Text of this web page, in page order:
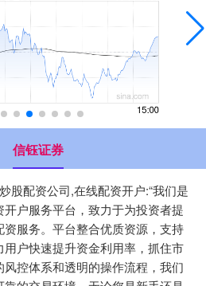
信钰证券
股配资公司,在线配资开户:“我们是
户服务平台，致力于为投资者提
服务。平台整合优质资源，支持
户快速提升资金利用率，抓住市
控体系和透明的操作流程，我们